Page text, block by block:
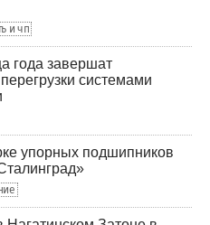
и чп
года завершат
системами
упорных подшипников